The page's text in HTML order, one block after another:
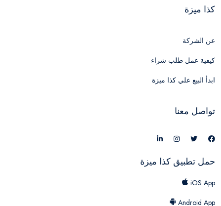
كذا ميزة
عن الشركة
كيفية عمل طلب شراء
ابدأ البيع علي كذا ميزة
تواصل معنا
حمل تطبيق كذا ميزة
iOS App
Android App